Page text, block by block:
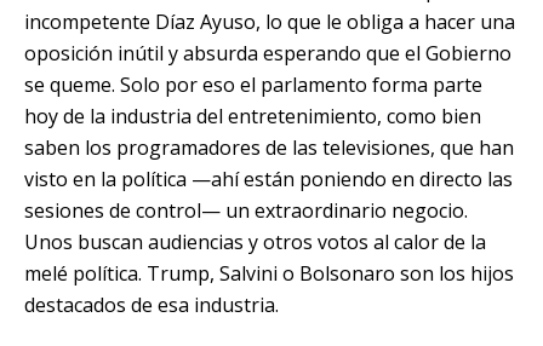
incompetente Díaz Ayuso, lo que le obliga a hacer una
oposición inútil y absurda esperando que el Gobierno
se queme. Solo por eso el parlamento forma parte
hoy de la industria del entretenimiento, como bien
saben los programadores de las televisiones, que han
visto en la política —ahí están poniendo en directo las
sesiones de control— un extraordinario negocio.
Unos buscan audiencias y otros votos al calor de la
melé política. Trump, Salvini o Bolsonaro son los hijos
destacados de esa industria.